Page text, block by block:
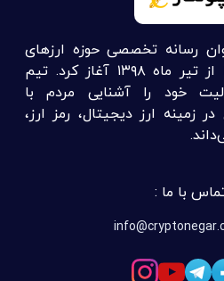
رسانه تخصصی حوزه ارزهای
دیجیتال، فعالیت خود را از تیر ماه ۱۳۹۸ آغاز کرد. تیم
خود را آشنایی مردم با
زمینه ارز دیجیتال، رمز ارز،
با ما :